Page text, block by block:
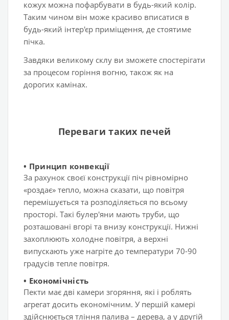
кожух можна пофарбувати в будь-який колір.
Таким чином він може красиво вписатися в
будь-який інтер'єр приміщення, де стоятиме
пічка.
Завдяки великому склу ви зможете спостерігати
за процесом горіння вогню, також як на
дорогих камінах.
Переваги таких печей
• Принцип конвекції
За рахунок своєї конструкції піч рівномірно
«роздає» тепло, можна сказати, що повітря
перемішується та розподіляється по всьому
просторі. Такі булер'яни мають труби, що
розташовані вгорі та внизу конструкції. Нижні
захоплюють холодне повітря, а верхні
випускають уже нагріте до температури 70-90
градусів тепле повітря.
• Економічність
Пекти має дві камери згоряння, які і роблять
агрегат досить економічним. У першій камері
здійснюється тління палива – дерева, а у другій